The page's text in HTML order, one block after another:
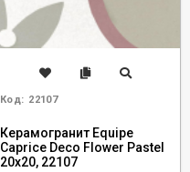
Код: 22107
Керамогранит Equipe
Caprice Deco Flower Pastel
20x20, 22107